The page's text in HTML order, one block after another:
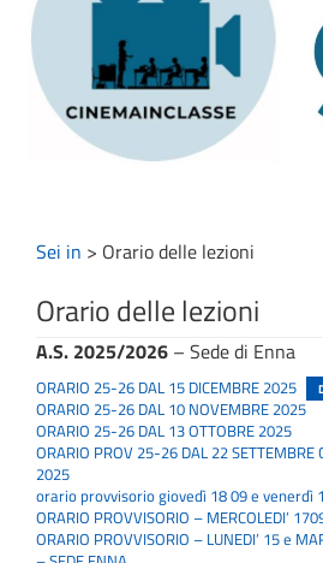
Sei in > Orario delle lezioni
Orario delle lezioni
A.S. 2025/2026 – Sede di Enna
ORARIO 25-26 DAL 15 DICEMBRE 2025
ORARIO 25-26 DAL 10 NOVEMBRE 2025
ORARIO 25-26 DAL 13 OTTOBRE 2025
ORARIO PROV 25-26 DAL 22 SETTEMBRE
2025
orario provvisorio giovedì 18 09 e venerdì
ORARIO PROVVISORIO – MERCOLEDI’
ORARIO PROVVISORIO – LUNEDI’ 15 e